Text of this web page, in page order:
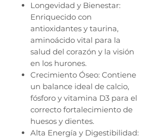
Longevidad y Bienestar:
Enriquecido con
antioxidantes y taurina,
aminoácido vital para la
salud del corazón y la visión
en los hurones.
Crecimiento Óseo: Contiene
un balance ideal de calcio,
fósforo y vitamina D3 para el
correcto fortalecimiento de
huesos y dientes.
Alta Energía y Digestibilidad: